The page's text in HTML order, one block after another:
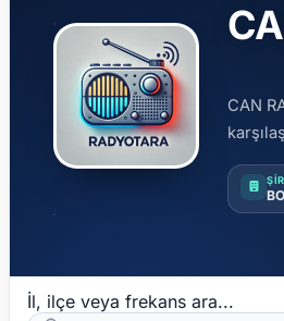
CAN
İl, ilçe veya frekans ara...